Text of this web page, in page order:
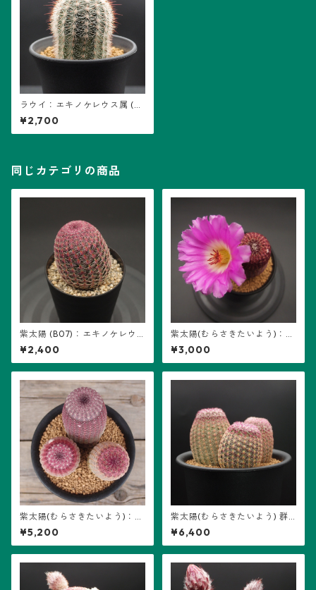
ラウイ：エキノケレウス属 (B
01)
¥2,700
同じカテゴリの商品
紫太陽 (B07)：エキノケレウ
ス属 ※実生
¥2,400
紫太陽(むらさきたいよう)：エ
キノケレウス属 (B05) ※実生
¥3,000
紫太陽(むらさきたいよう)：エ
キノケレウス属 (B06) ※実生
¥5,200
紫太陽(むらさきたいよう) 群
生：エキノケレウス属 (B01)
※実生
¥6,400